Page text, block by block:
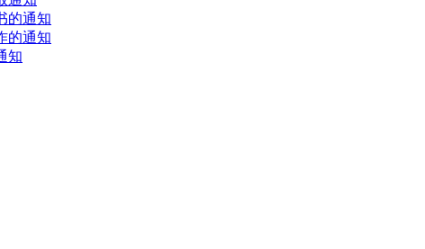
的通知
的通知
知